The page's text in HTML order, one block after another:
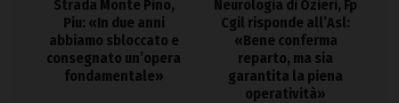
Strada Monte Pino,
Piu: «In due anni
abbiamo sbloccato e
consegnato un’opera
fondamentale»
Neurologia di Ozieri, Fp
Cgil risponde all’Asl:
«Bene conferma
reparto, ma sia
garantita la piena
operatività»